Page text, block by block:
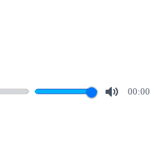
00:00